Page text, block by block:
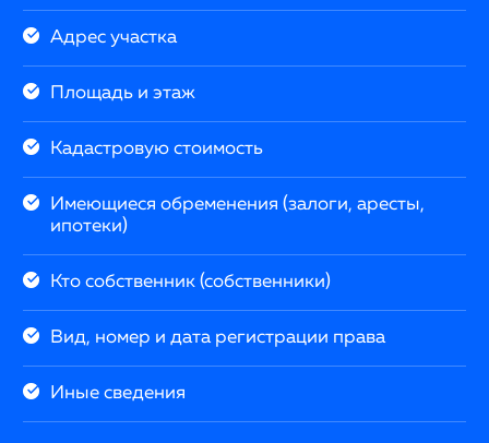
Адрес участка
Площадь и этаж
Кадастровую стоимость
Имеющиеся обременения (залоги, аресты,
ипотеки)
Кто собственник (собственники)
Вид, номер и дата регистрации права
Иные сведения